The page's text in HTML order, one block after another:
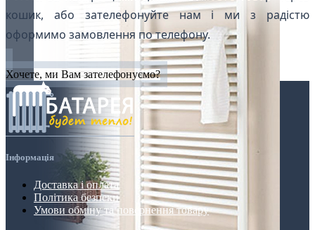
кошик, або зателефонуйте нам і ми з радістю
оформимо замовлення по телефону.
Хочете, ми Вам зателефонуємо?
Інформація
Доставка і оплата
Політика безпеки
Умови обміну та повернення товару